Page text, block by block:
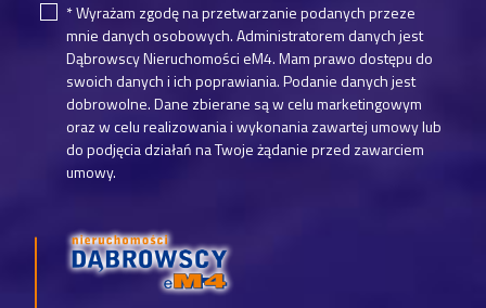
* Wyrażam zgodę na przetwarzanie podanych przeze
mnie danych osobowych. Administratorem danych jest
Dąbrowscy Nieruchomości eM4. Mam prawo dostępu do
swoich danych i ich poprawiania. Podanie danych jest
dobrowolne. Dane zbierane są w celu marketingowym
oraz w celu realizowania i wykonania zawartej umowy lub
do podjęcia działań na Twoje żądanie przed zawarciem
umowy.